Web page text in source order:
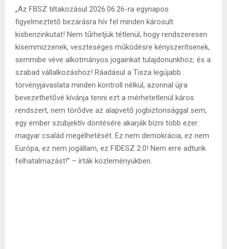
„Az FBSZ tiltakozásul 2026.06.26-ra egynapos
figyelmeztető bezárásra hív fel minden károsult
kisbenzinkutat! Nem tűrhetjük tétlenül, hogy rendszeresen
kisemmizzenek, veszteséges működésre kényszerítsenek,
semmibe véve alkotmányos jogainkat tulajdonunkhoz, és a
szabad vállalkozáshoz! Ráadásul a Tisza legújabb
törvényjavaslata minden kontroll nélkül, azonnal újra
bevezethetővé kívánja tenni ezt a mérhetetlenül káros
rendszert, nem törődve az alapvető jogbiztonsággal sem,
egy ember szubjektív döntésére akarják bízni több ezer
magyar család megélhetését. Ez nem demokrácia, ez nem
Európa, ez nem jogállam, ez FIDESZ 2.0! Nem erre adtunk
felhatalmazást!” – írták közleményükben.